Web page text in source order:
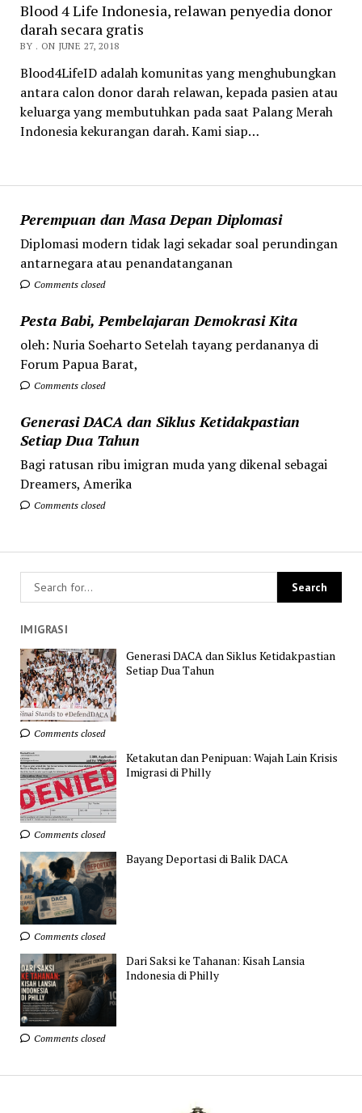
Perempuan dan Masa Depan Diplomasi
Diplomasi modern tidak lagi sekadar soal perundingan
antarnegara atau penandatanganan
Comments closed
Pesta Babi, Pembelajaran Demokrasi Kita
oleh: Nuria Soeharto Setelah tayang perdananya di
Forum Papua Barat,
Comments closed
Generasi DACA dan Siklus Ketidakpastian
Setiap Dua Tahun
Bagi ratusan ribu imigran muda yang dikenal sebagai
Dreamers, Amerika
Comments closed
Blood 4 Life Indonesia, relawan penyedia donor
darah secara gratis
BY . ON JUNE 27, 2018
Blood4LifeID adalah komunitas yang menghubungkan
antara calon donor darah relawan, kepada pasien atau
keluarga yang membutuhkan pada saat Palang Merah
Indonesia kekurangan darah. Kami siap…
IMIGRASI
Generasi DACA dan Siklus Ketidakpastian
Setiap Dua Tahun
Comments closed
Ketakutan dan Penipuan: Wajah Lain Krisis
Imigrasi di Philly
Comments closed
Bayang Deportasi di Balik DACA
Comments closed
Dari Saksi ke Tahanan: Kisah Lansia
Indonesia di Philly
Comments closed